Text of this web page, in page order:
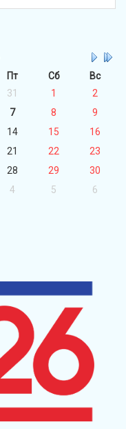
Пт Сб
Вс
31 1
2
7 8
9
14 15
16
21 22
23
28 29
30
4 5 6